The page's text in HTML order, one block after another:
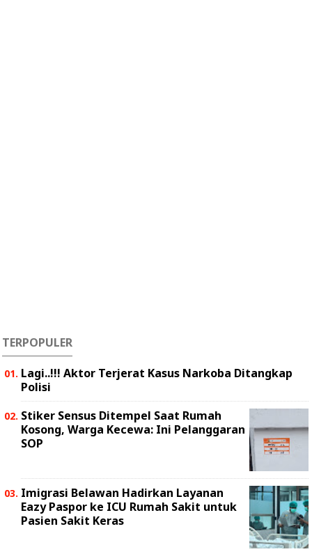
TERPOPULER
Lagi..!!! Aktor Terjerat Kasus Narkoba Ditangkap
Polisi
Stiker Sensus Ditempel Saat Rumah
Kosong, Warga Kecewa: Ini Pelanggaran
SOP
Imigrasi Belawan Hadirkan Layanan
Eazy Paspor ke ICU Rumah Sakit untuk
Pasien Sakit Keras